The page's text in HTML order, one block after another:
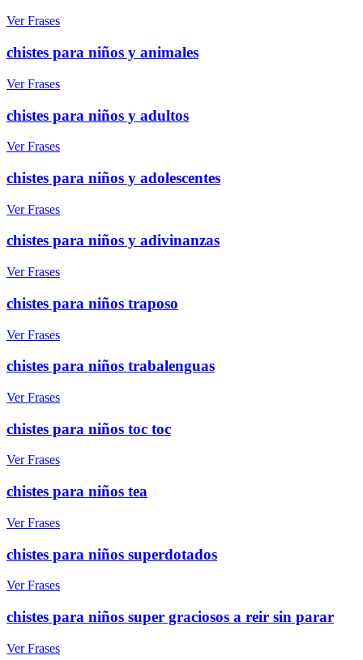
Ver Frases
chistes para niños y animales
Ver Frases
chistes para niños y adultos
Ver Frases
chistes para niños y adolescentes
Ver Frases
chistes para niños y adivinanzas
Ver Frases
chistes para niños traposo
Ver Frases
chistes para niños trabalenguas
Ver Frases
chistes para niños toc toc
Ver Frases
chistes para niños tea
Ver Frases
chistes para niños superdotados
Ver Frases
chistes para niños super graciosos a reir sin parar
Ver Frases